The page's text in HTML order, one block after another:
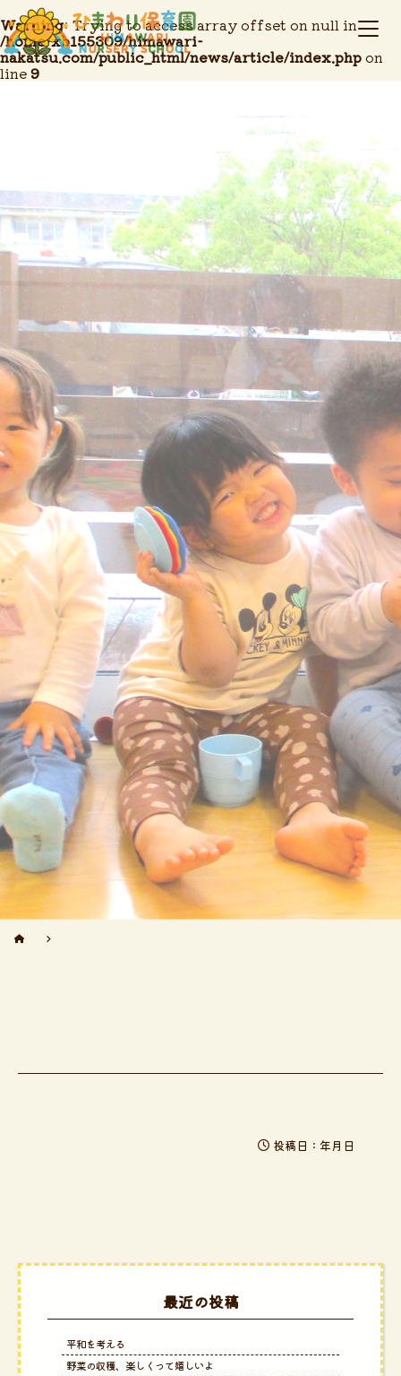
Warning: Trying to access array offset on null in
/home/xb155309/himawari-
nakatsu.com/public_html/news/article/index.phpon
line9
投稿日：年月日
最近の投稿
平和を考える
野菜の収穫、楽しくって嬉しいよ